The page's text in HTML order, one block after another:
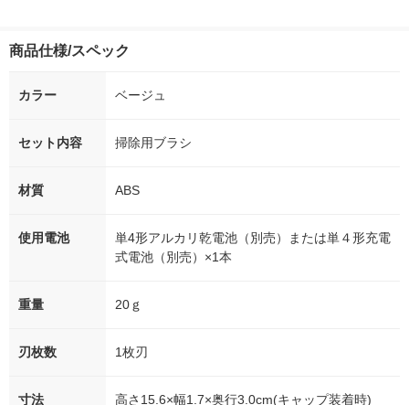
商品仕様/スペック
カラー ベージュ
セット内容 掃除用ブラシ
材質 ABS
使用電池
単4形アルカリ乾電池（別売）または単４形充電
式電池（別売）×1本
重量 20ｇ
刃枚数 1枚刃
寸法 高さ15.6×幅1.7×奥行3.0cm(キャップ装着時)